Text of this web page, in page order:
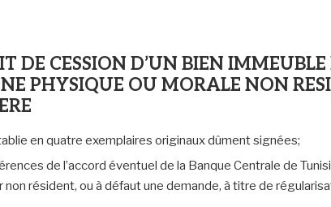
DE CESSION D’UN BIEN IMMEUBLE
PHYSIQUE OU MORALE NON
en quatre exemplaires originaux dûment signées;
de l’accord éventuel de la Banque Centrale de
non résident, ou à défaut une demande, à titre de